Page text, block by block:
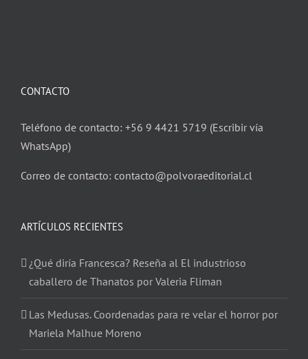
CONTACTO
Teléfono de contacto: +56 9 4421 5719 (Escribir vía
WhatsApp)
Correo de contacto: contacto@polvoraeditorial.cl
ARTÍCULOS RECIENTES
¿Qué diría Francesca? Reseña al El industrioso
caballero de Thanatos por Valeria Fliman
Las Medusas. Coordenadas para re velar el horror por
Mariela Malhue Moreno